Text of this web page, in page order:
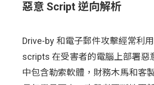
惡意 Script 逆向解析
Drive-by 和電子郵件攻擊經常利
scripts 在受害者的電腦上部署惡
中包含勒索軟體，財務木馬和客